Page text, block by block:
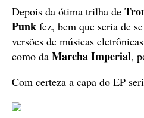
Depois da ótima trilha de
Punk fez, bem que seria de
versões de músicas
como da Marcha Imperial,
Com certeza a capa do EP